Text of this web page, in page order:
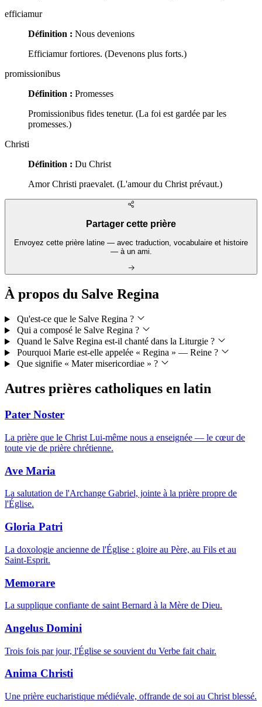
efficiamur
Définition : Nous devenions
Efficiamur fortiores. (Devenons plus forts.)
promissionibus
Définition : Promesses
Promissionibus fides tenetur. (La foi est gardée par les
promesses.)
Christi
Définition : Du Christ
Amor Christi praevalet. (L'amour du Christ prévaut.)
Partager cette prière
Envoyez cette prière latine — avec traduction, vocabulaire et histoire
— à un ami.
À propos du Salve Regina
Qu'est-ce que le Salve Regina ?
Qui a composé le Salve Regina ?
Quand le Salve Regina est-il chanté dans la Liturgie ?
Pourquoi Marie est-elle appelée « Regina » — Reine ?
Que signifie « Mater misericordiae » ?
Autres prières catholiques en latin
Pater Noster
La prière que le Christ Lui-même nous a enseignée — le cœur de
toute vie de prière chrétienne.
Ave Maria
La salutation de l'Archange Gabriel, jointe à la prière propre de
l'Église.
Gloria Patri
La doxologie ancienne de l'Église : gloire au Père, au Fils et au
Saint-Esprit.
Memorare
La supplique confiante de saint Bernard à la Mère de Dieu.
Angelus Domini
Trois fois par jour, l'Église se souvient du Verbe fait chair.
Anima Christi
Une prière eucharistique médiévale, offrande de soi au Christ blessé.